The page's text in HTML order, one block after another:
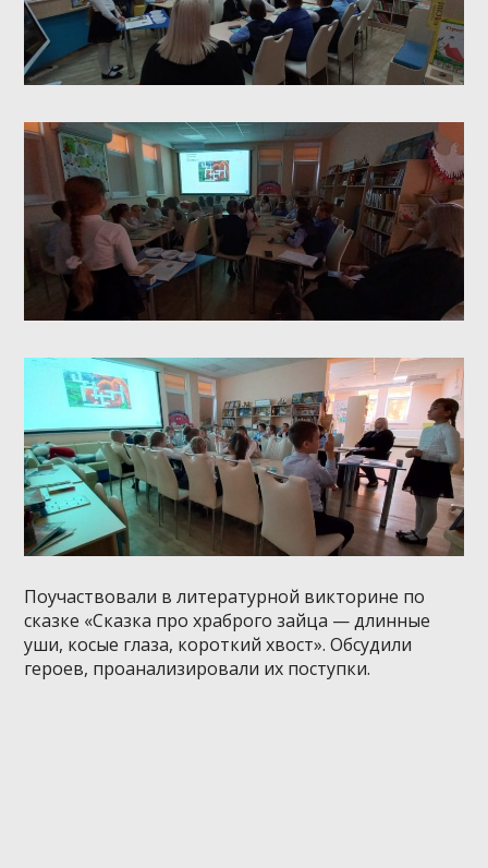
Поучаствовали в литературной викторине по
сказке «Сказка про храброго зайца — длинные
уши, косые глаза, короткий хвост». Обсудили
героев, проанализировали их поступки.